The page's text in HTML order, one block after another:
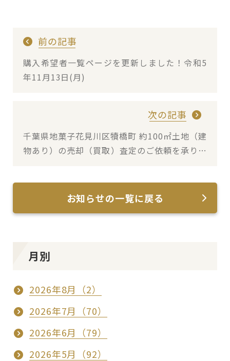
前の記事
購入希望者一覧ページを更新しました！令和5
年11月13日(月)
次の記事
千葉県地菓子花見川区犢橋町 約100㎡土地（建
物あり）の売却（買取）査定のご依頼を承りま
お知らせの一覧に戻る
月別
2026年8月（2）
2026年7月（70）
2026年6月（79）
2026年5月（92）